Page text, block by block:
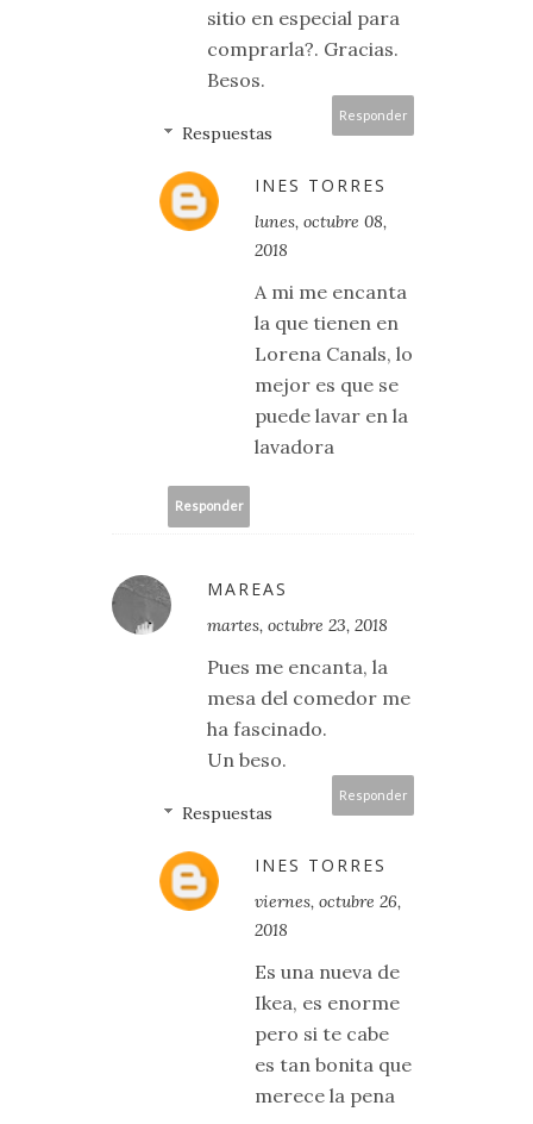
sitio en especial para
comprarla?. Gracias.
Besos.
Responder
Respuestas
INES TORRES
lunes, octubre 08,
2018
A mi me encanta
la que tienen en
Lorena Canals, lo
mejor es que se
puede lavar en la
lavadora
Responder
MAREAS
martes, octubre 23, 2018
Pues me encanta, la
mesa del comedor me
ha fascinado.
Un beso.
Responder
Respuestas
INES TORRES
viernes, octubre 26,
2018
Es una nueva de
Ikea, es enorme
pero si te cabe
es tan bonita que
merece la pena